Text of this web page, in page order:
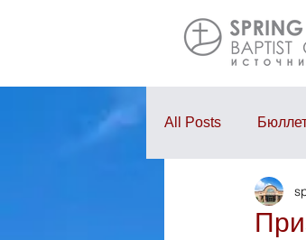
All Posts
Проповедь